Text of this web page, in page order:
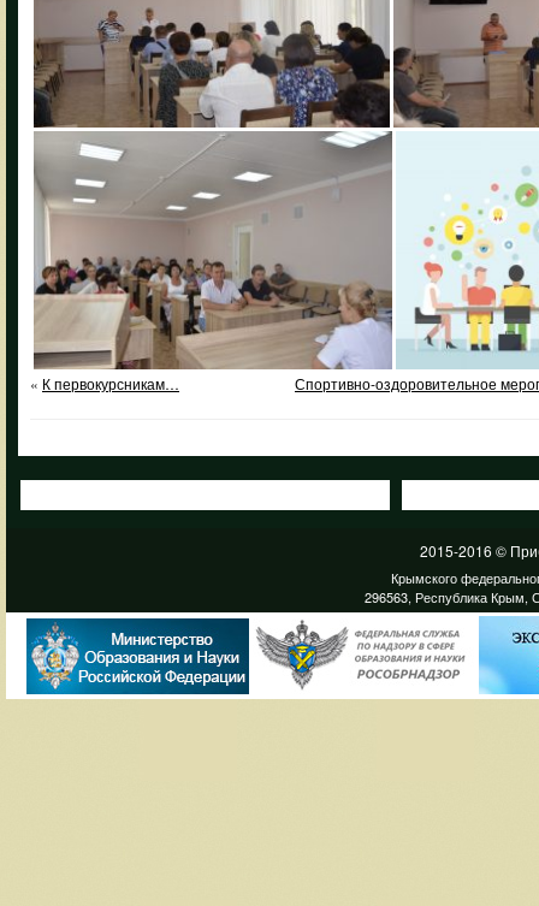
« К первокурсникам… Спортивно-оздоровительное
2015-2016 ©
Крымского
296563, Республика Крым,